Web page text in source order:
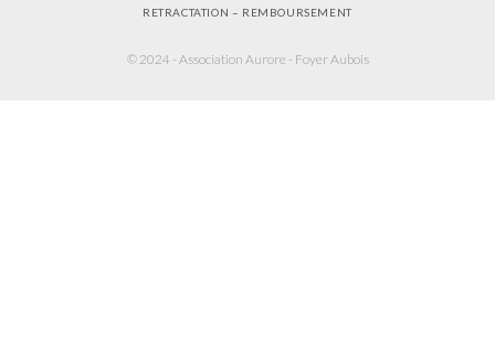
RETRACTATION – REMBOURSEMENT
© 2024 - Association Aurore - Foyer Aubois